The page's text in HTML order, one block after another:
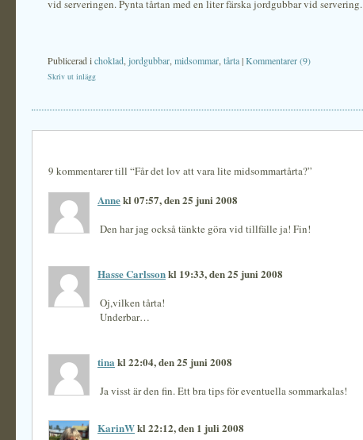
vid serveringen. Pynta tårtan med en liter färska jordgubbar vid servering.
Publicerad ichoklad jordgubbar midsommar tårta|Kommentarer (9)
Skriv ut inlägg
9 kommentarer till “Får det lov att vara lite midsommartårta?”
Annekl 07:57, den 25 juni 2008
Den har jag också tänkte göra vid tillfälle ja! Fin!
Hasse Carlssonkl 19:33, den 25 juni 2008
Oj,vilken tårta!
Underbar…
tina kl 22:04, den 25 juni 2008
Ja visst är den fin. Ett bra tips för eventuella sommarkalas!
KarinWkl 22:12, den 1 juli 2008